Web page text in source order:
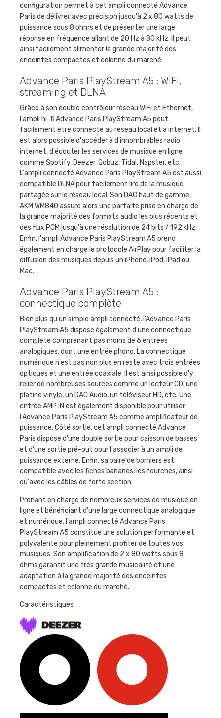
configuration permet à cet ampli connecté Advance
Paris de délivrer avec précision jusqu'à 2 x 80 watts de
puissance sous 8 ohms et de présenter une large
réponse en fréquence allant de 20 Hz à 80 kHz. Il peut
ainsi facilement alimenter la grande majorité des
enceintes compactes et colonne du marché.
Advance Paris PlayStream A5 : WiFi,
streaming et DLNA
Grâce à son double contrôleur réseau WiFi et Ethernet,
l'ampli hi-fi Advance Paris PlayStream A5 peut
facilement être connecté au réseau local et à internet. Il
est alors possible d'accéder à d'innombrables radio
internet, d'écouter les services de musique en ligne
comme Spotify, Deezer, Qobuz, Tidal, Napster, etc.
L'ampli connecté Advance Paris PlayStream A5 est aussi
compatible DLNA pour facilement lire de la musique
partagée sur le réseau local. Son DAC haut de gamme
AKM WM840 assure alors une parfaite prise en charge de
la grande majorité des formats audio les plus récents et
des flux PCM jusqu'à une résolution de 24 bits / 192 kHz.
Enfin, l'ampli Advance Paris PlayStream A5 prend
également en charge le protocole AirPlay pour faciliter la
diffusion des musiques depuis un iPhone, iPod, iPad ou
Mac.
Advance Paris PlayStream A5 :
connectique complète
Bien plus qu'un simple ampli connecté, l'Advance Paris
PlayStream A5 dispose également d'une connectique
complète comprenant pas moins de 6 entrées
analogiques, dont une entrée phono. La connectique
numérique n'est pas non plus en reste avec trois entrées
optiques et une entrée coaxiale. Il est ainsi possible d'y
relier de nombreuses sources comme un lecteur CD, une
platine vinyle, un DAC Audio, un téléviseur HD, etc. Une
entrée AMP IN est également disponible pour utiliser
l'Advance Paris PlayStream A5 comme amplificateur de
puissance. Côté sortie, cet ampli connecté Advance
Paris dispose d'une double sortie pour caisson de basses
et d'une sortie pré-out pour l'associer à un ampli de
puissance externe. Enfin, sa paire de borniers est
compatible avec les fiches bananes, les fourches, ainsi
qu'avec les câbles de forte section.
Prenant en charge de nombreux services de musique en
ligne et bénéficiant d'une large connectique analogique
et numérique, l'ampli connecté Advance Paris
PlayStream A5 constitue une solution performante et
polyvalente pour pleinement profiter de toutes vos
musiques. Son amplification de 2 x 80 watts sous 8
ohms garantit une très grande musicalité et une
adaptation à la grande majorité des enceintes
compactes et colonne du marché.
Caractéristiques